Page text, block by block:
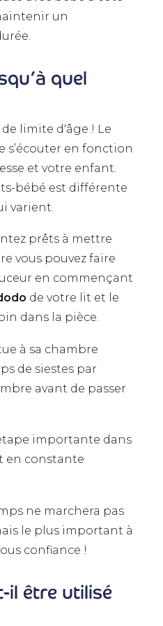
un
quel
de limite d'âge ! Le
s’écouter en fonction
et votre enfant.
bébé est différente
varient.
prêts à mettre
vous pouvez faire
en commençant
de votre lit et le
dans la pièce.
à sa chambre
de siestes par
avant de passer
importante dans
en constante
ne marchera pas
le plus important à
confiance !
il être utilisé